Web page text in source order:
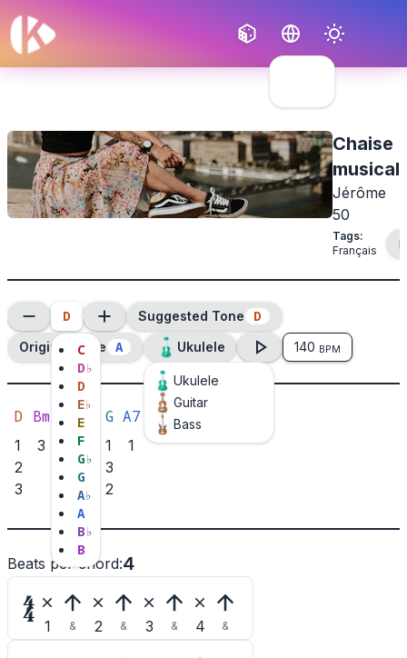
Chaise
Jérôme
50
Tags:
Français
D
C
D♭
D
E♭
E
F
G♭
G
A♭
A
B♭
B
Suggested Tone D
Original Tone A Ukulele
Ukulele
Guitar
Bass
140 BPM
D
1
2
3
Bm
3
Em
3
2
1
A
2
1
G
1
3
2
A7
1
Beats per chord:4
 1 & 2 & 3 & 4 &